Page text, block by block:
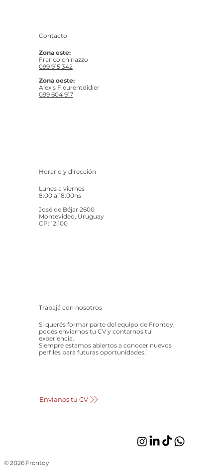
© 2026 Frontoy
Contacto
Zona este:
Franco chinazzo
099 915 342
Zona oeste:
Alexis Fleurentdidier
099 604 917
Horario y dirección
Lunes a viernes
8:00 a 18:00hs
José de Béjar 2600
Montevideo, Uruguay
CP: 12.100
Trabajá con nosotros
Si querés formar parte del equipo de Frontoy,
podés enviarnos tu CV y contarnos tu
experiencia.
Siempre estamos abiertos a conocer nuevos
perfiles para futuras oportunidades.
Envianos tu CV